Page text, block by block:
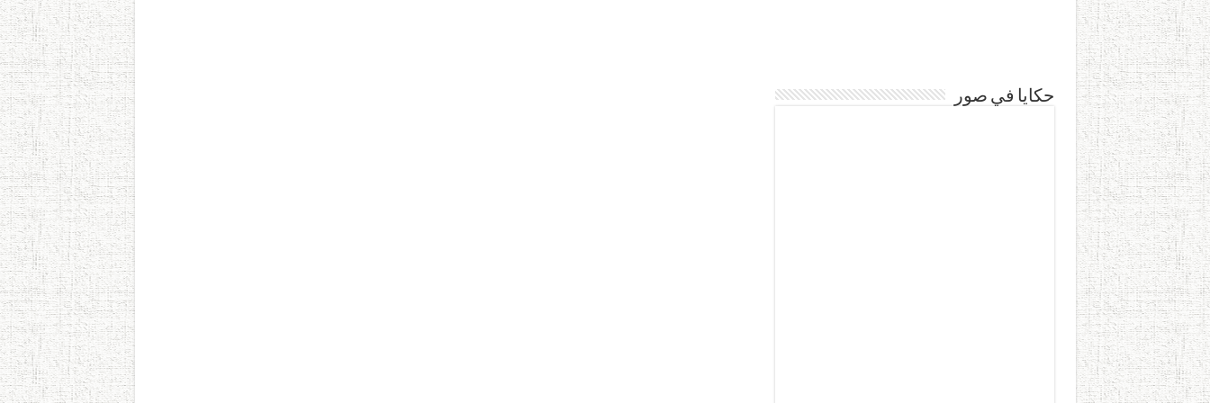
حكايا في صور